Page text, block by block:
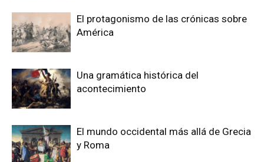
El protagonismo de las crónicas sobre
América
Una gramática histórica del
acontecimiento
El mundo occidental más allá de Grecia
y Roma